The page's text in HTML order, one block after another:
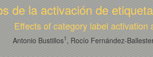
de la activación de
Effects of category label activation
Antonio Bustillos1 , Rocío Fernández-